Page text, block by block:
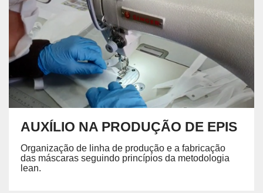
AUXÍLIO NA PRODUÇÃO DE EPIS
Organização de linha de produção e a fabricação
das máscaras seguindo princípios da metodologia
lean.